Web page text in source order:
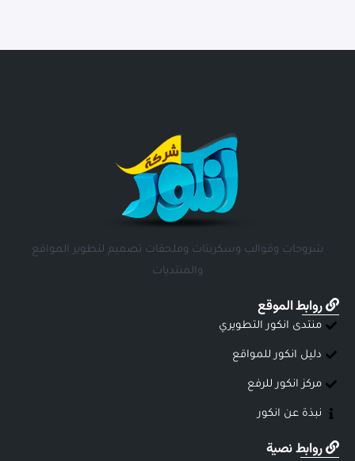
شروحات وقوالب وسكربتات وملحقات تصميم لتطوير المواقع
والمنتديات
روابط الموقع
منتدى انكور التطويري
دليل انكور للمواقع
مركز انكور للرفع
نبذة عن انكور
روابط نصية